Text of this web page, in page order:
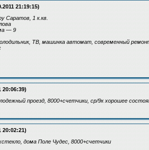
21:19:15)
Саратов, 1 к.кв.
— 9
ТВ, машинка автомат, современный
20:06:39)
проезд, 8000+счетчики, ср/9к хорошее
20:02:21)
дома Поле Чудес, 8000+счетчики